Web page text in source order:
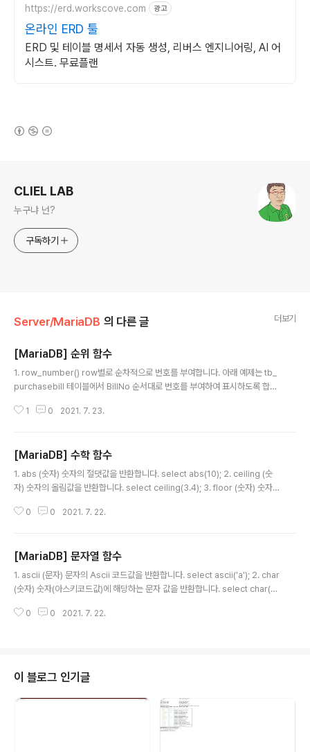
https://erd.workscove.com 광고
온라인 ERD 툴
ERD 및 테이블 명세서 자동 생성, 리버스 엔지니어링, AI 어
시스트. 무료플랜
CLIEL LAB
누구냐 넌?
구독하기
Server/MariaDB 의 다른 글 더보기
[MariaDB] 순위 함수
1. row_number() row별로 순차적으로 번호를 부여합니다. 아래 예제는 tb_
purchasebill 테이블에서 BillNo 순서대로 번호를 부여하여 표시하도록 합니
sinessName from tb_purchasebill tp; 전체적인 순서가 아닌 그룹별로
over(partition by tp.BusinessName order by tp.BillNo asc) as nu
mber, tp.BusinessName f..
1 0 2021. 7. 23.
[MariaDB] 수학 함수
1. abs (숫자) 숫자의 절댓값을 반환합니다. select abs(10); 2. ceiling (숫
자) 숫자의 올림값을 반환합니다. select ceiling(3.4); 3. floor (숫자) 숫자
값을 반환합니다. select round(3.6); 5. conv (숫자, 진수 1, 진수 2) '진수
1'을 '숫자 2'로 나눈 나머지 값을 반환합니다. select mod(161, 2); 7. rand
0 이상 1..
0 0 2021. 7. 22.
[MariaDB] 문자열 함수
1. ascii (문자) 문자의 Ascii 코드값을 반환합니다. select ascii('a'); 2. char
(숫자) 숫자(아스키코드값)에 해당하는 문자 값을 반환합니다. select char(9
ength('abc'); 4. char_length (문자열) 주어진 문자열의 길이를 반환합니다.
2...) 주어진 문자열을 ..
0 0 2021. 7. 22.
이 블로그 인기글